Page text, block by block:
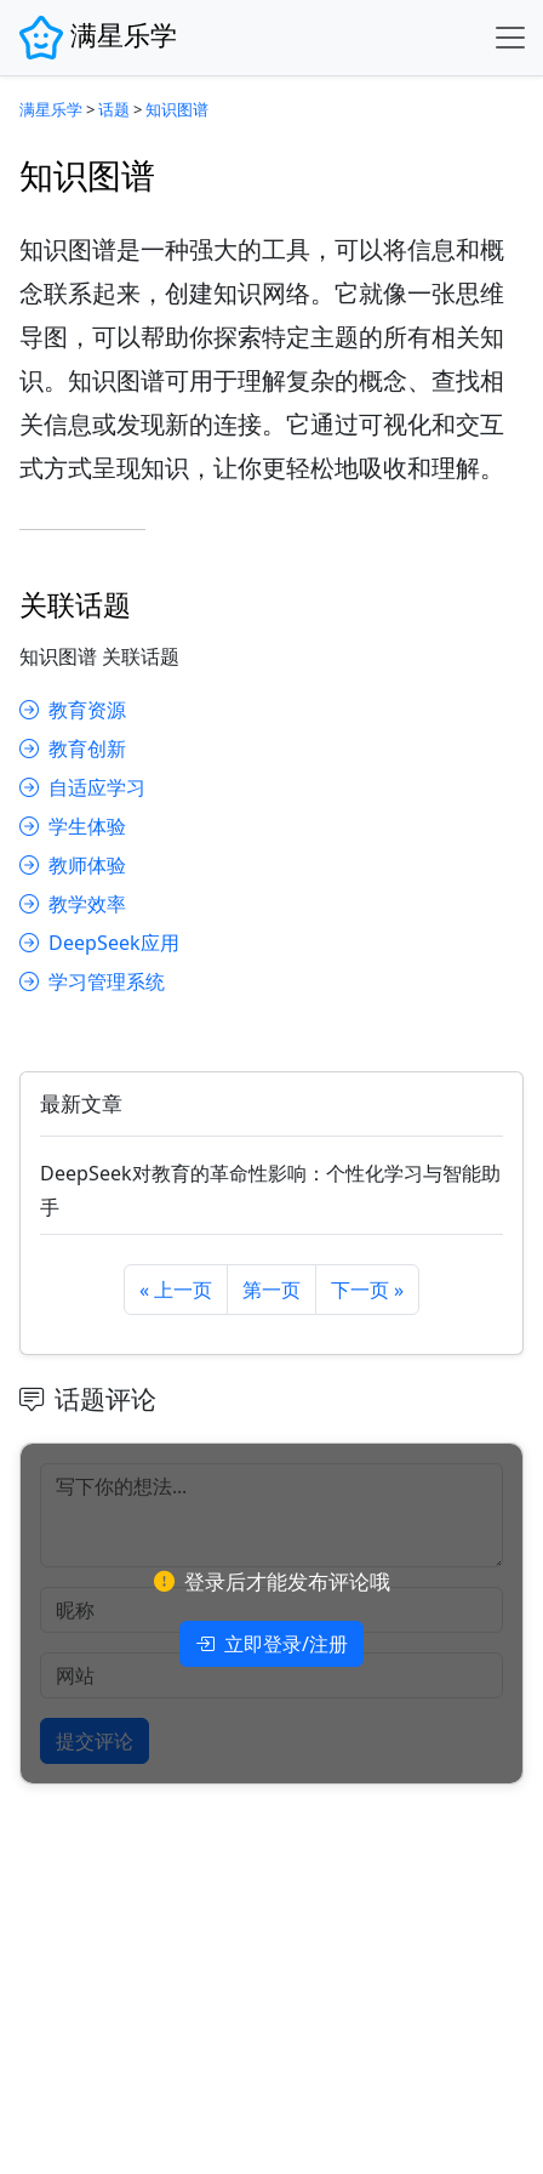
满星乐学
满星乐学>话题 >知识图谱
知识图谱
知识图谱是一种强大的工具，可以将信息和概
念联系起来，创建知识网络。它就像一张思维
导图，可以帮助你探索特定主题的所有相关知
识。知识图谱可用于理解复杂的概念、查找相
关信息或发现新的连接。它通过可视化和交互
式方式呈现知识，让你更轻松地吸收和理解。
关联话题
知识图谱 关联话题
教育资源
教育创新
自适应学习
学生体验
教师体验
教学效率
DeepSeek应用
学习管理系统
最新文章
DeepSeek对教育的革命性影响：个性化学习与智能助
手
« 上一页 第一页 下一页 »
话题评论
登录后才能发布评论哦
立即登录/注册
提交评论